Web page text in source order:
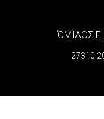
ΌΜΙΛΟΣ
27310